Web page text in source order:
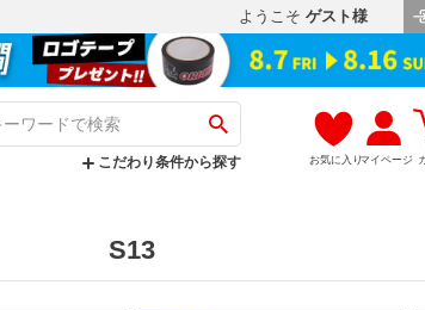
ようこそ ゲスト様
こだわり条件から探す お気に入りマイページ
S13